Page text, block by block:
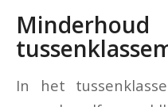
In het